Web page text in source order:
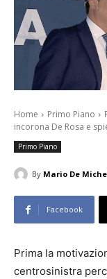
Home Primo Piano
incorona De Rosa e
Primo Piano
By Mario De
Facebook
Prima la
centrosinistra